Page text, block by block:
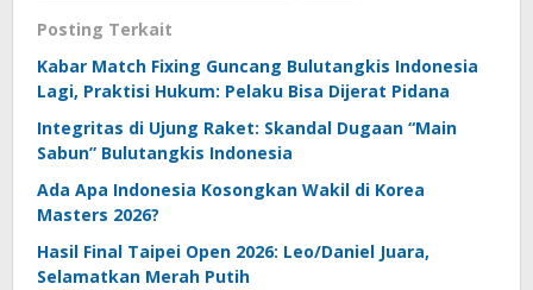
Posting Terkait
Kabar Match Fixing Guncang Bulutangkis Indonesia
Lagi, Praktisi Hukum: Pelaku Bisa Dijerat Pidana
Integritas di Ujung Raket: Skandal Dugaan “Main
Sabun” Bulutangkis Indonesia
Ada Apa Indonesia Kosongkan Wakil di Korea
Masters 2026?
Hasil Final Taipei Open 2026: Leo/Daniel Juara,
Selamatkan Merah Putih